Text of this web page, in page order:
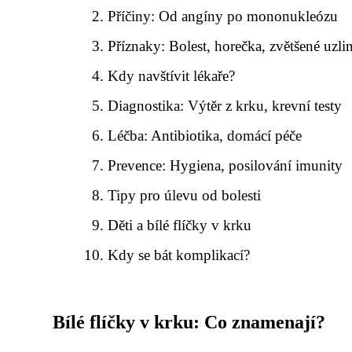
Příčiny: Od angíny po mononukleózu
Příznaky: Bolest, horečka, zvětšené
Kdy navštívit lékaře?
Diagnostika: Výtěr z krku, krevní testy
Léčba: Antibiotika, domácí péče
Prevence: Hygiena, posilování imunity
Tipy pro úlevu od bolesti
Děti a bílé flíčky v krku
Kdy se bát komplikací?
Bílé flíčky v krku: Co znamenají?